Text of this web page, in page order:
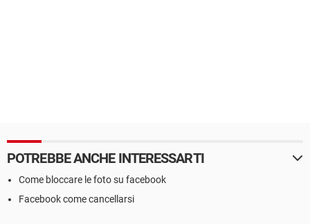
POTREBBE ANCHE INTERESSARTI
Come bloccare le foto su facebook
Facebook come cancellarsi